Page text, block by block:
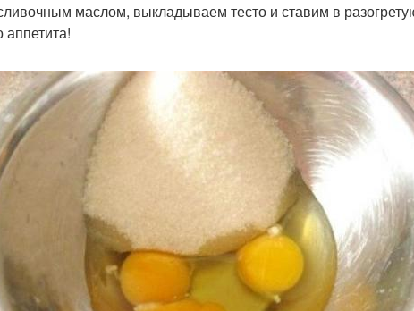
маслом, выкладываем тесто и ставим в